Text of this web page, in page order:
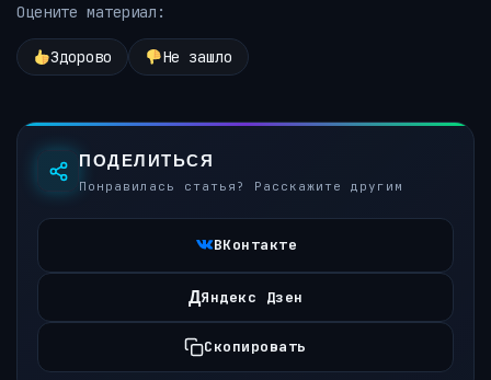
Оцените материал:
Здорово Не зашло
ПОДЕЛИТЬСЯ
Понравилась статья? Расскажите другим
ВКонтакте
ДЯндекс Дзен
Скопировать